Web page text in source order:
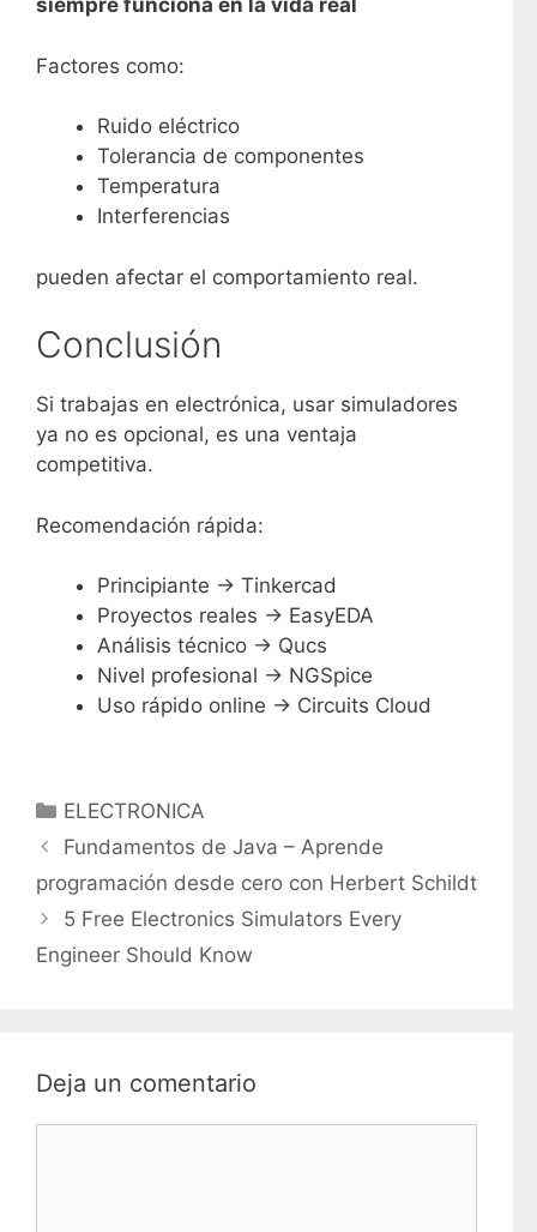
siempre funciona en la vida real
Factores como:
Ruido eléctrico
Tolerancia de componentes
Temperatura
Interferencias
pueden afectar el comportamiento real.
Conclusión
Si trabajas en electrónica, usar simuladores
ya no es opcional, es una ventaja
competitiva.
Recomendación rápida:
Principiante → Tinkercad
Proyectos reales → EasyEDA
Análisis técnico → Qucs
Nivel profesional → NGSpice
Uso rápido online → Circuits Cloud
C
a
e
g
o
s
ELECTRONICA
Fundamentos de Java – Aprende
programación desde cero con Herbert Schildt
5 Free Electronics Simulators Every
Engineer Should Know
Deja un comentario